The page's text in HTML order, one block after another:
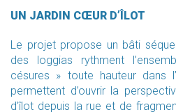
UN JARDIN CŒUR D’ÎLOT
Le projet propose un bâti
des loggias rythment
césures » toute hauteur dans
permettent d’ouvrir la
d’îlot depuis la rue et de